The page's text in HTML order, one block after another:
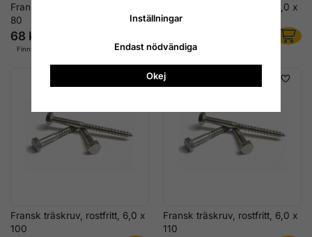
Fransk träskruv, rostfritt, 6,0 x
80
68 kr
Finns i lager
Fransk träskruv, rostfritt, 6,0 x
90
Finns i lager
Fransk träskruv, rostfritt, 6,0 x
100
Fransk träskruv, rostfritt, 6,0 x
110
Inställningar
Endast nödvändiga
Okej